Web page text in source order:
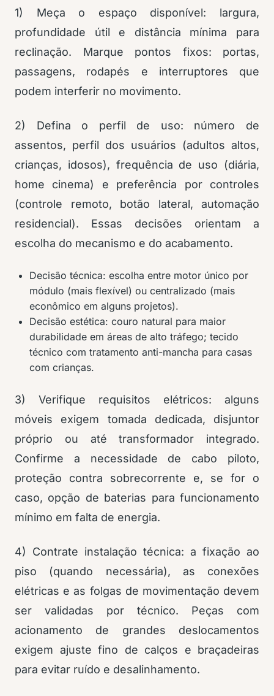
1) Meça o espaço disponível: largura,
profundidade útil e distância mínima para
reclinação. Marque pontos fixos: portas,
passagens, rodapés e interruptores que
podem interferir no movimento.
2) Defina o perfil de uso: número de
assentos, perfil dos usuários (adultos altos,
crianças, idosos), frequência de uso (diária,
home cinema) e preferência por controles
(controle remoto, botão lateral, automação
residencial). Essas decisões orientam a
escolha do mecanismo e do acabamento.
Decisão técnica: escolha entre motor único por
módulo (mais flexível) ou centralizado (mais
econômico em alguns projetos).
Decisão estética: couro natural para maior
durabilidade em áreas de alto tráfego; tecido
técnico com tratamento anti-mancha para casas
com crianças.
3) Verifique requisitos elétricos: alguns
móveis exigem tomada dedicada, disjuntor
próprio ou até transformador integrado.
Confirme a necessidade de cabo piloto,
proteção contra sobrecorrente e, se for o
caso, opção de baterias para funcionamento
mínimo em falta de energia.
4) Contrate instalação técnica: a fixação ao
piso (quando necessária), as conexões
elétricas e as folgas de movimentação devem
ser validadas por técnico. Peças com
acionamento de grandes deslocamentos
exigem ajuste fino de calços e braçadeiras
para evitar ruído e desalinhamento.